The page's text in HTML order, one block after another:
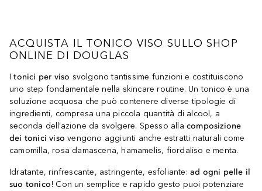
ACQUISTA IL TONICO VISO SULLO SHOP
ONLINE DI DOUGLAS
Itonici per viso svolgono tantissime funzioni e costituiscono
uno step fondamentale nella skincare routine. Un tonico è una
soluzione acquosa che può contenere diverse tipologie di
ingredienti, compresa una piccola quantità di alcool, a
seconda dell’azione da svolgere. Spesso alla composizione
dei tonici viso vengono aggiunti anche estratti naturali come
camomilla, rosa damascena, hamamelis, fiordaliso e menta.
Idratante, rinfrescante, astringente, esfoliante: ad ogni pelle il
suo tonico! Con un semplice e rapido gesto puoi potenziare